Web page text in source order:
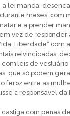
a lei manda,
meses, com
e a prender
vez de responder
Liberdade” com
reivindicadas,
leis de vestuário
que só podem
feroz entre as
a responsável da
castiga com penas